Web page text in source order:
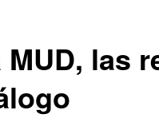
MUD, las